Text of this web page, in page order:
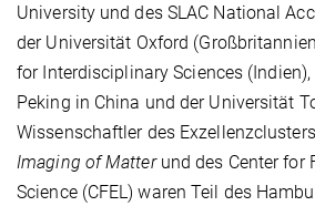
University und des SLAC National
der Universität Oxford
for Interdisciplinary Sciences
Peking in China und der Universität
Wissenschaftler des Exzellenzclusters
Imaging of Matterund des Center for
Science (CFEL) waren Teil des